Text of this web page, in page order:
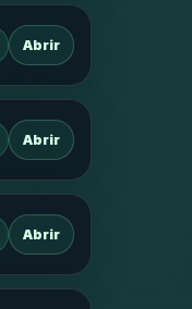
Abrir
Abrir
Abrir